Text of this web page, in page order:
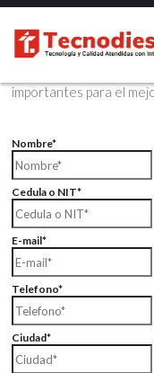
Contáctenos Vía
Envíenos sus datos
importantes para el
Nombre*
Cedula o NIT*
E-mail*
Telefono*
Ciudad*